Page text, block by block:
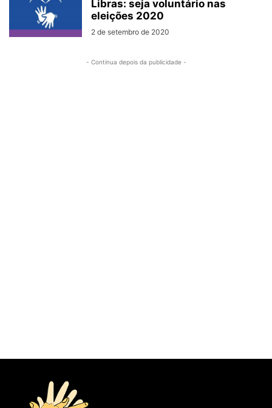
Libras: seja voluntário nas
eleições 2020
2 de setembro de 2020
- Continua depois da publicidade -